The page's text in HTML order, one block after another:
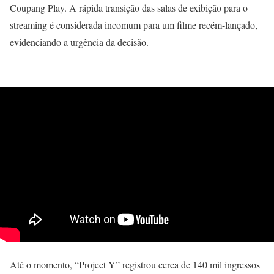
Coupang Play. A rápida transição das salas de exibição para o
streaming é considerada incomum para um filme recém-lançado,
evidenciando a urgência da decisão.
Até o momento, “Project Y” registrou cerca de 140 mil ingressos